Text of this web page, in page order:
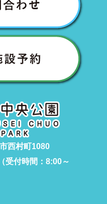
西村町1080
受付時間：8:00～